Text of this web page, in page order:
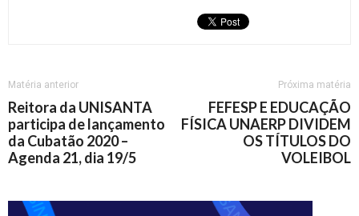
Matéria anterior
Reitora da UNISANTA
participa de lançamento
da Cubatão 2020 –
Agenda 21, dia 19/5
Próxima matéria
FEFESP E EDUCAÇÃO
FÍSICA UNAERP DIVIDEM
OS TÍTULOS DO
VOLEIBOL